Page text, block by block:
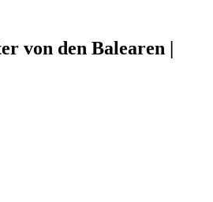
von den Balearen |